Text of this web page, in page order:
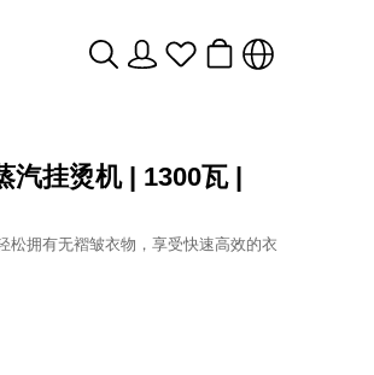
汽挂烫机 | 1300瓦 |
松拥有无褶皱衣物，享受快速高效的衣